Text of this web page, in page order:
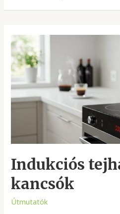
Indukciós
kancsók
Útmutatók